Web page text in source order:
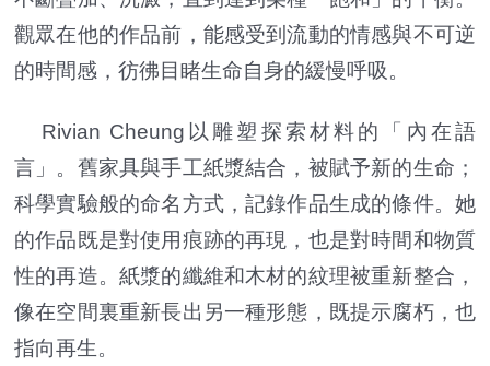
觀眾在他的作品前，能感受到流動的情感與不可逆
的時間感，彷彿目睹生命自身的緩慢呼吸。
Rivian Cheung以雕塑探索材料的「內在語
言」。舊家具與手工紙漿結合，被賦予新的生命；
科學實驗般的命名方式，記錄作品生成的條件。她
的作品既是對使用痕跡的再現，也是對時間和物質
性的再造。紙漿的纖維和木材的紋理被重新整合，
像在空間裏重新長出另一種形態，既提示腐朽，也
指向再生。